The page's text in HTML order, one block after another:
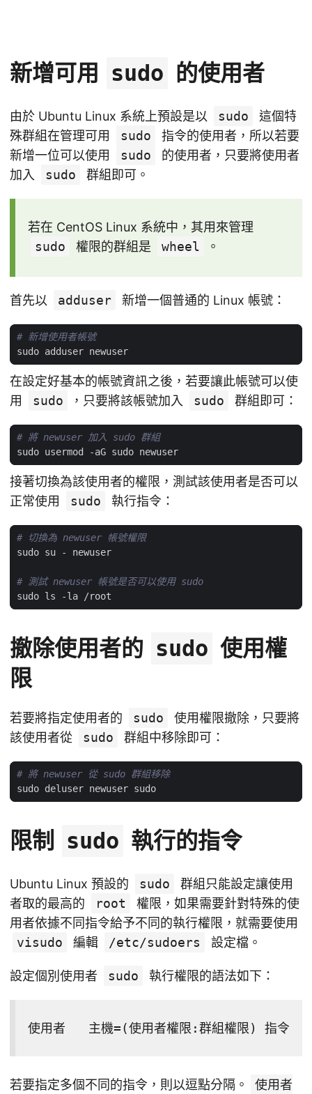
新增可用 sudo 的使用者
由於 Ubuntu Linux 系統上預設是以 sudo
這個特
殊群組在管理可用
sudo
指令的使用者，所以若要
新增一位可以使用
sudo
的使用者，只要將使用者
加入
sudo 群組即可。
若在 CentOS Linux 系統中，其用來管理
sudo
權限的群組是 wheel 。
首先以 adduser 新增一個普通的 Linux 帳號：
# 新增使用者帳號
在設定好基本的帳號資訊之後，若要讓此帳號可以使
用
sudo ，只要將該帳號加入 sudo 群組即可：
# 將 newuser 加入 sudo 群組
接著切換為該使用者的權限，測試該使用者是否可以
正常使用
sudo 執行指令：
# 切換為 newuser 帳號權限
# 測試 newuser 帳號是否可以使用 sudo
撤除使用者的 sudo 使用權
限
若要將指定使用者的 sudo
使用權限撤除，只要將
該使用者從
sudo 群組中移除即可：
# 將 newuser 從 sudo 群組移除
限制 sudo 執行的指令
Ubuntu Linux 預設的 sudo
群組只能設定讓使用
者取的最高的
root
權限，如果需要針對特殊的使
用者依據不同指令給予不同的執行權限，就需要使用
visudo
編輯 /etc/sudoers 設定檔。
設定個別使用者 sudo 執行權限的語法如下：
使用者   主機=(使用者權限:群組權限) 指令
若要指定多個不同的指令，則以逗點分隔。 使用者